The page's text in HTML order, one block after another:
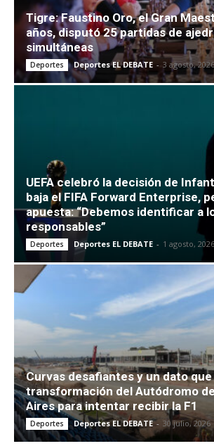
Tigre: Faustino Oro, el Gran
años, disputó 25 partidas de
simultáneas
Deportes Deportes EL DEBATE - 3 agosto, 2026
UEFA celebró la decisión de
baja el FIFA Forward Enterprise,
apuesta: “Debemos identificar a
responsables”
Deportes Deportes EL DEBATE - 1 agosto, 2026
Curvas desafiantes y un dato que
transformación del Autódromo
Aires para intentar recibir la F1
Deportes Deportes EL DEBATE - 30 julio, 2026